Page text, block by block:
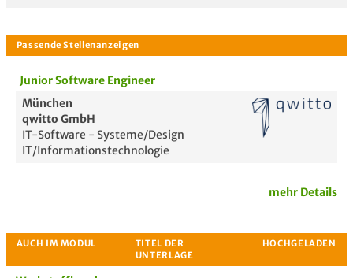
Junior Software Engineer
München
qwitto GmbH
IT-Software - Systeme/Design
IT/Informationstechnologie
mehr Details